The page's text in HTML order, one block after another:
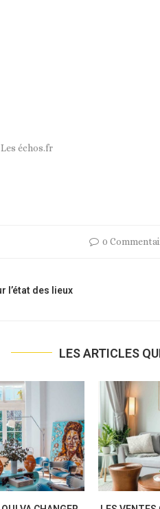
échos.fr
0
l’état des lieux
LES ARTICLES